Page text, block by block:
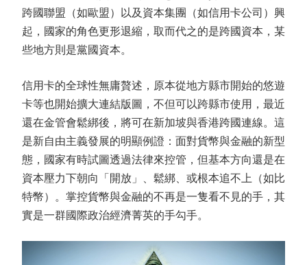
跨國聯盟（如歐盟）以及資本集團（如信用卡公司）興
起，國家的角色更形退縮，取而代之的是跨國資本，某
些地方則是黨國資本。
信用卡的全球性無庸贅述，原本從地方縣市開始的悠遊
卡等也開始擴大連結版圖，不但可以跨縣市使用，最近
還在金管會鬆綁後，將可在新加坡與香港跨國連線。這
是新自由主義發展的明顯例證：面對貨幣與金融的新型
態，國家有時試圖透過法律來控管，但基本方向還是在
資本壓力下朝向「開放」、鬆綁、或根本追不上（如比
特幣）。掌控貨幣與金融的不再是一隻看不見的手，其
實是一群國際政治經濟菁英的手勾手。